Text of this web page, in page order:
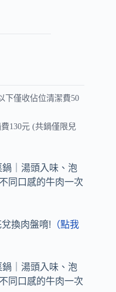
下僅收佔位清潔費50
130元 (共鍋僅限兒
換肉盤唷! （點我